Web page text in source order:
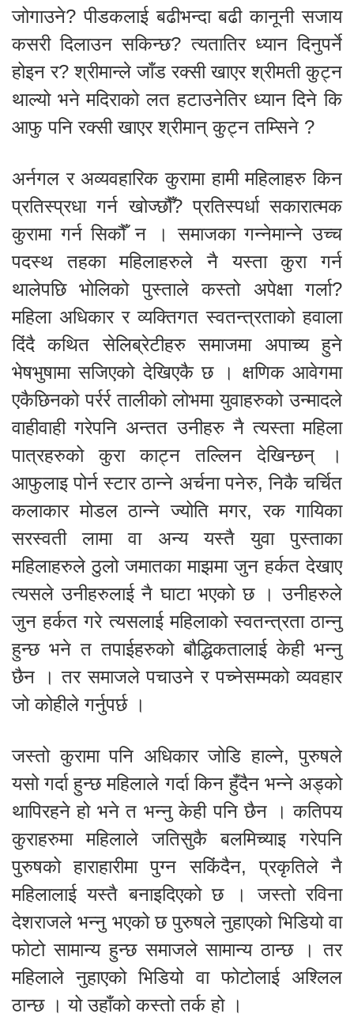
जोगाउने? पीडकलाई बढीभन्दा बढी कानूनी सजाय
कसरी दिलाउन सकिन्छ? त्यतातिर ध्यान दिनुपर्ने
होइन र? श्रीमान्ले जाँड रक्सी खाएर श्रीमती कुट्न
थाल्यो भने मदिराको लत हटाउनेतिर ध्यान दिने कि
आफु पनि रक्सी खाएर श्रीमान् कुट्न तम्सिने ?
अर्नगल र अव्यवहारिक कुरामा हामी महिलाहरु किन
प्रतिस्प्रधा गर्न खोज्छौँ? प्रतिस्पर्धा सकारात्मक
कुरामा गर्न सिकौँ न । समाजका गन्नेमान्ने उच्च
पदस्थ तहका महिलाहरुले नै यस्ता कुरा गर्न
थालेपछि भोलिको पुस्ताले कस्तो अपेक्षा गर्ला?
महिला अधिकार र व्यक्तिगत स्वतन्त्रताको हवाला
दिंदै कथित सेलिब्रेटीहरु समाजमा अपाच्य हुने
भेषभुषामा सजिएको देखिएकै छ । क्षणिक आवेगमा
एकैछिनको पर्रर्र तालीको लोभमा युवाहरुको उन्मादले
वाहीवाही गरेपनि अन्तत उनीहरु नै त्यस्ता महिला
पात्रहरुको कुरा काट्न तल्लिन देखिन्छन् ।
आफुलाइ पोर्न स्टार ठान्ने अर्चना पनेरु, निकै चर्चित
कलाकार मोडल ठान्ने ज्योति मगर, रक गायिका
सरस्वती लामा वा अन्य यस्तै युवा पुस्ताका
महिलाहरुले ठुलो जमातका माझमा जुन हर्कत देखाए
त्यसले उनीहरुलाई नै घाटा भएको छ । उनीहरुले
जुन हर्कत गरे त्यसलाई महिलाको स्वतन्त्रता ठान्नु
हुन्छ भने त तपाईहरुको बौद्धिकतालाई केही भन्नु
छैन । तर समाजले पचाउने र पच्नेसम्मको व्यवहार
जो कोहीले गर्नुपर्छ ।
जस्तो कुरामा पनि अधिकार जोडि हाल्ने, पुरुषले
यसो गर्दा हुन्छ महिलाले गर्दा किन हुँदैन भन्ने अड्को
थापिरहने हो भने त भन्नु केही पनि छैन । कतिपय
कुराहरुमा महिलाले जतिसुकै बलमिच्याइ गरेपनि
पुरुषको हाराहारीमा पुग्न सकिंदैन, प्रकृतिले नै
महिलालाई यस्तै बनाइदिएको छ । जस्तो रविना
देशराजले भन्नु भएको छ पुरुषले नुहाएको भिडियो वा
फोटो सामान्य हुन्छ समाजले सामान्य ठान्छ । तर
महिलाले नुहाएको भिडियो वा फोटोलाई अश्लिल
ठान्छ । यो उहाँको कस्तो तर्क हो ।